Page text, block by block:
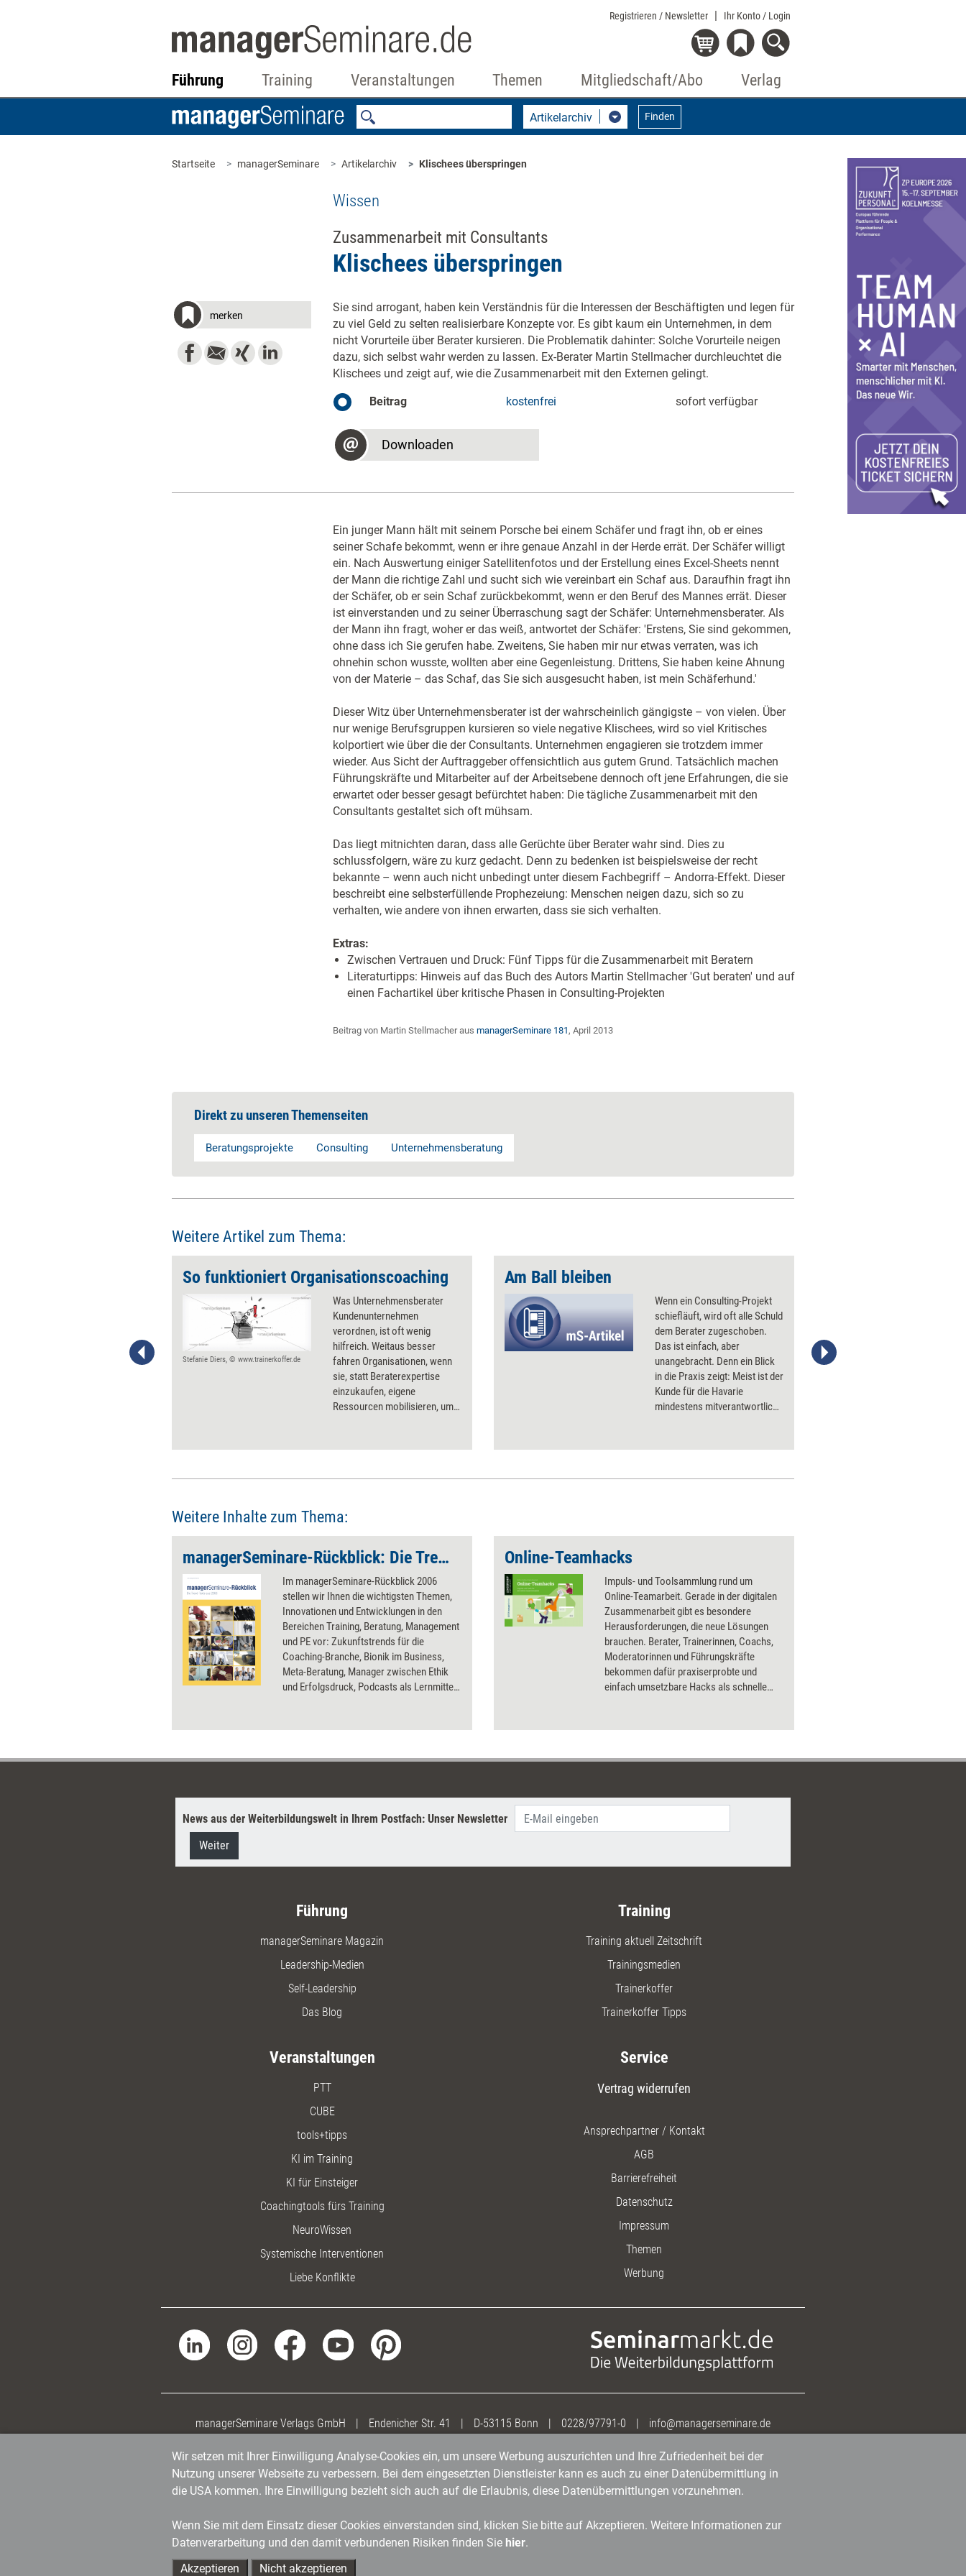
Registrieren / Newsletter Ihr Konto / Login
Führung Training Veranstaltungen Themen Mitgliedschaft/Abo Verlag
Artikelarchiv Finden
Startseite managerSeminare Artikelarchiv Klischees überspringen
Wissen
Zusammenarbeit mit Consultants
Klischees überspringen
merken
Sie sind arrogant, haben kein Verständnis für die Interessen der Beschäftigten und legen für
zu viel Geld zu selten realisierbare Konzepte vor. Es gibt kaum ein Unternehmen, in dem
nicht Vorurteile über Berater kursieren. Die Problematik dahinter: Solche Vorurteile neigen
dazu, sich selbst wahr werden zu lassen. Ex-Berater Martin Stellmacher durchleuchtet die
Klischees und zeigt auf, wie die Zusammenarbeit mit den Externen gelingt.
Beitrag kostenfrei sofort verfügbar
Downloaden
Ein junger Mann hält mit seinem Porsche bei einem Schäfer und fragt ihn, ob er eines
seiner Schafe bekommt, wenn er ihre genaue Anzahl in der Herde errät. Der Schäfer willigt
ein. Nach Auswertung einiger Satellitenfotos und der Erstellung eines Excel-Sheets nennt
der Mann die richtige Zahl und sucht sich wie vereinbart ein Schaf aus. Daraufhin fragt ihn
der Schäfer, ob er sein Schaf zurückbekommt, wenn er den Beruf des Mannes errät. Dieser
ist einverstanden und zu seiner Überraschung sagt der Schäfer: Unternehmensberater. Als
der Mann ihn fragt, woher er das weiß, antwortet der Schäfer: 'Erstens, Sie sind gekommen,
ohne dass ich Sie gerufen habe. Zweitens, Sie haben mir nur etwas verraten, was ich
ohnehin schon wusste, wollten aber eine Gegenleistung. Drittens, Sie haben keine Ahnung
von der Materie – das Schaf, das Sie sich ausgesucht haben, ist mein Schäferhund.'
Dieser Witz über Unternehmensberater ist der wahrscheinlich gängigste – von vielen. Über
nur wenige Berufsgruppen kursieren so viele negative Klischees, wird so viel Kritisches
kolportiert wie über die der Consultants. Unternehmen engagieren sie trotzdem immer
wieder. Aus Sicht der Auftraggeber offensichtlich aus gutem Grund. Tatsächlich machen
Führungskräfte und Mitarbeiter auf der Arbeitsebene dennoch oft jene Erfahrungen, die sie
erwartet oder besser gesagt befürchtet haben: Die tägliche Zusammenarbeit mit den
Consultants gestaltet sich oft mühsam.
Das liegt mitnichten daran, dass alle Gerüchte über Berater wahr sind. Dies zu
schlussfolgern, wäre zu kurz gedacht. Denn zu bedenken ist beispielsweise der recht
bekannte – wenn auch nicht unbedingt unter diesem Fachbegriff – Andorra-Effekt. Dieser
beschreibt eine selbsterfüllende Prophezeiung: Menschen neigen dazu, sich so zu
verhalten, wie andere von ihnen erwarten, dass sie sich verhalten.
Extras:
Zwischen Vertrauen und Druck: Fünf Tipps für die Zusammenarbeit mit Beratern
Literaturtipps: Hinweis auf das Buch des Autors Martin Stellmacher 'Gut beraten' und auf
einen Fachartikel über kritische Phasen in Consulting-Projekten
Beitrag von Martin Stellmacher aus managerSeminare 181, April 2013
Direkt zu unseren Themenseiten
Beratungsprojekte Consulting Unternehmensberatung
Weitere Artikel zum Thema:
wünscht, wen er gerne beraten
So funktioniert Organisationscoaching
Stefanie Diers, © www.trainerkoffer.de
Was Unternehmensberater
Kundenunternehmen
verordnen, ist oft wenig
hilfreich. Weitaus besser
fahren Organisationen, wenn
sie, statt Beraterexpertise
einzukaufen, eigene
Ressourcen mobilisieren, um
Organisationscoaching helfen.
Leitprinzipien hinter dem
Am Ball bleiben
Wenn ein Consulting-Projekt
schiefläuft, wird oft alle Schuld
dem Berater zugeschoben.
Das ist einfach, aber
unangebracht. Denn ein Blick
in die Praxis zeigt: Meist ist der
Kunde für die Havarie
mindestens mitverantwortlich.
Anfang an auf Erfolgskurs zu
Verena Barwig Photographie RosaRot
Weitere Inhalte zum Thema:
managerSeminare-Rückblick: Die Trend-Texte aus 2006
Im managerSeminare-Rückblick 2006
stellen wir Ihnen die wichtigsten Themen,
Innovationen und Entwicklungen in den
Bereichen Training, Beratung, Management
und PE vor: Zukunftstrends für die
Coaching-Branche, Bionik im Business,
Meta-Beratung, Manager zwischen Ethik
und Erfolgsdruck, Podcasts als Lernmittel,
Beratungsmarkt China, das Allgemeine
Business, Chief Learning Officer,
Unternehmensberater in der Kritik.
Online-Teamhacks
Impuls- und Toolsammlung rund um
Online-Teamarbeit. Gerade in der digitalen
Zusammenarbeit gibt es besondere
Herausforderungen, die neue Lösungen
brauchen. Berater, Trainerinnen, Coachs,
Moderatorinnen und Führungskräfte
bekommen dafür praxiserprobte und
einfach umsetzbare Hacks als schnelle
werden zehn teamrelevante Fokusthemen
Wissensmanagement,
News aus der Weiterbildungswelt in Ihrem Postfach: Unser Newsletter
Weiter
Führung
managerSeminare Magazin
Leadership-Medien
Self-Leadership
Das Blog
Training
Training aktuell Zeitschrift
Trainingsmedien
Trainerkoffer
Trainerkoffer Tipps
Veranstaltungen
PTT
CUBE
tools+tipps
KI im Training
KI für Einsteiger
Coachingtools fürs Training
NeuroWissen
Systemische Interventionen
Liebe Konflikte
Service
Vertrag widerrufen
Ansprechpartner / Kontakt
AGB
Barrierefreiheit
Datenschutz
Impressum
Themen
Werbung
managerSeminare Verlags GmbH | Endenicher Str. 41 | D-53115 Bonn | 0228/97791-0 | info@managerseminare.de
Wir setzen mit Ihrer Einwilligung Analyse-Cookies ein, um unsere Werbung auszurichten und Ihre Zufriedenheit bei der
Nutzung unserer Webseite zu verbessern. Bei dem eingesetzten Dienstleister kann es auch zu einer Datenübermittlung in
die USA kommen. Ihre Einwilligung bezieht sich auch auf die Erlaubnis, diese Datenübermittlungen vorzunehmen.
Wenn Sie mit dem Einsatz dieser Cookies einverstanden sind, klicken Sie bitte auf Akzeptieren. Weitere Informationen zur
Datenverarbeitung und den damit verbundenen Risiken finden Sie hier.
Akzeptieren
Nicht akzeptieren